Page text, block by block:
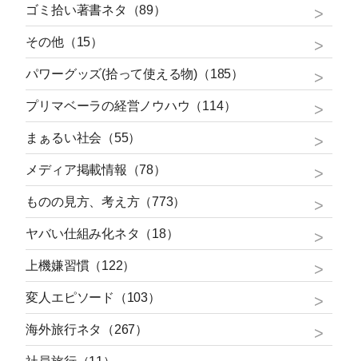
ゴミ拾い著書ネタ（89）
その他（15）
パワーグッズ(拾って使える物)（185）
プリマベーラの経営ノウハウ（114）
まぁるい社会（55）
メディア掲載情報（78）
ものの見方、考え方（773）
ヤバい仕組み化ネタ（18）
上機嫌習慣（122）
変人エピソード（103）
海外旅行ネタ（267）